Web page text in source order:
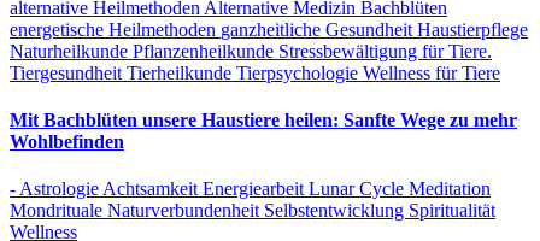
alternative Heilmethoden Alternative Medizin Bachblüten
energetische Heilmethoden ganzheitliche Gesundheit Haustierpflege
Naturheilkunde Pflanzenheilkunde Stressbewältigung für Tiere.
Tiergesundheit Tierheilkunde Tierpsychologie Wellness für Tiere
Mit Bachblüten unsere Haustiere heilen: Sanfte Wege zu mehr
Wohlbefinden
- Astrologie Achtsamkeit Energiearbeit Lunar Cycle Meditation
Mondrituale Naturverbundenheit Selbstentwicklung Spiritualität
Wellness